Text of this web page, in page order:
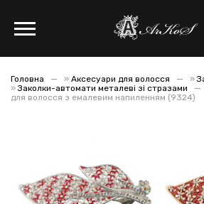
Головна » Аксесуари для волосся »
»Заколки-автомати металеві зі стразами
для волосся з емалевим напиленням (9324)